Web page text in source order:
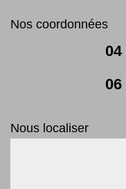
Nos coordonnées
04
06
Nous localiser